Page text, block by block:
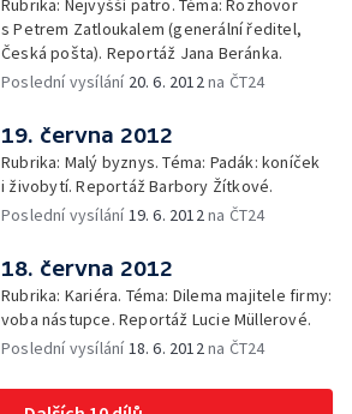
Rubrika: Nejvyšší patro. Téma: Rozhovor
s Petrem Zatloukalem (generální ředitel,
Česká pošta). Reportáž Jana Beránka.
Poslední vysílání 20. 6. 2012na ČT24
19. června 2012
Rubrika: Malý byznys. Téma: Padák: koníček
i živobytí. Reportáž Barbory Žítkové.
Poslední vysílání19. 6. 2012na ČT24
18. června 2012
Rubrika: Kariéra. Téma: Dilema majitele firmy:
voba nástupce. Reportáž Lucie Müllerové.
Poslední vysílání18. 6. 2012na ČT24